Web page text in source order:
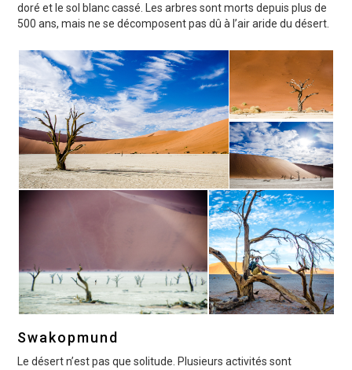
doré et le sol blanc cassé. Les arbres sont morts depuis plus de
500 ans, mais ne se décomposent pas dû à l’air aride du désert.
Swakopmund
Le désert n’est pas que solitude. Plusieurs activités sont